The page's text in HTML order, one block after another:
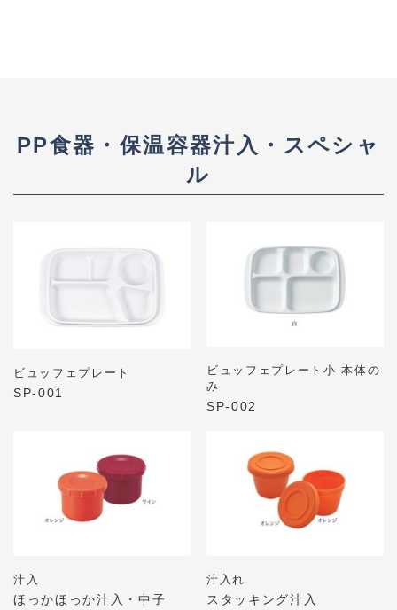
PP食器・保温容器汁入・スペシャ
ル
ビュッフェプレート
SP-001
ビュッフェプレート小 本体の
み
SP-002
汁入
ほっかほっか汁入・中子
汁入れ
スタッキング汁入